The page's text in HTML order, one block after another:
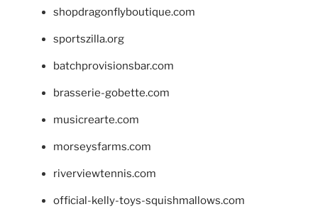
shopdragonflyboutique.com
sportszilla.org
batchprovisionsbar.com
brasserie-gobette.com
musicrearte.com
morseysfarms.com
riverviewtennis.com
official-kelly-toys-squishmallows.com